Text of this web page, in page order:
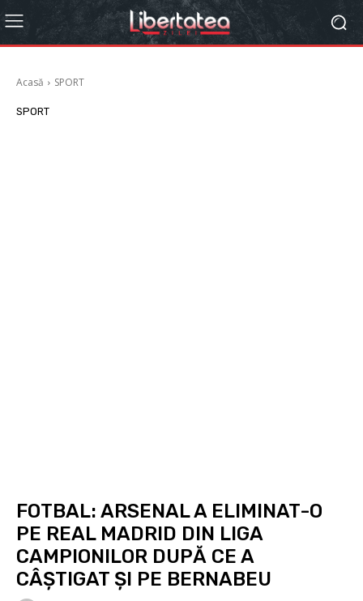
Acasă SPORT
SPORT
FOTBAL: ARSENAL A ELIMINAT-O
PE REAL MADRID DIN LIGA
CAMPIONILOR DUPĂ CE A
CÂȘTIGAT ȘI PE BERNABEU